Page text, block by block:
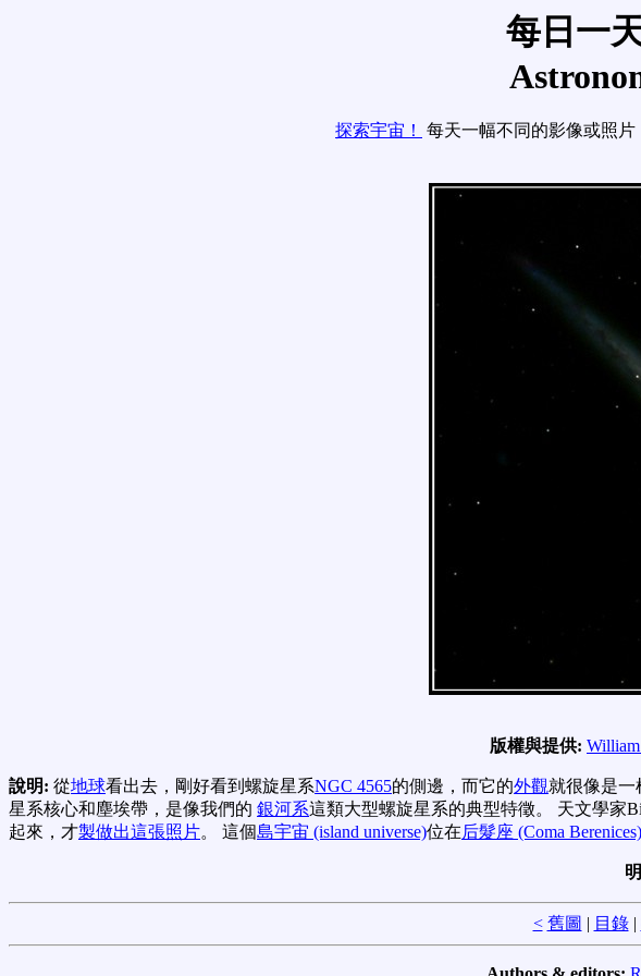
每日一
探索宇宙！ 每天一幅不同的影像或照片
版權與提供:
說明: 從地球看出去，剛好看到螺旋星系NGC 4565的側邊，而它的外觀就很像是一
星系核心和塵埃帶，是像我們的 銀河系這類大型螺旋星系的典型特徵。 天文學家
起來，才製做出這張照片。 這個島宇宙 (island universe)位在后髮座 (Coma Berenices)
< 舊圖 | 目錄|